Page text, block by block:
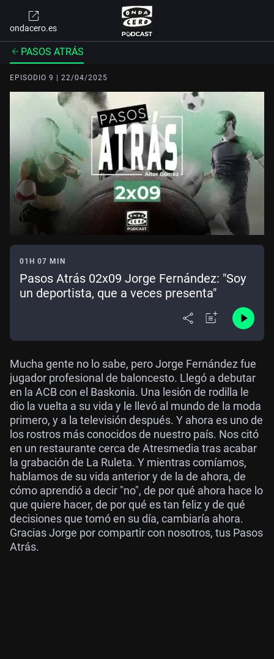
ondacero.es
PASOS ATRÁS
EPISODIO 9 | 22/04/2025
01H 07 MIN
Pasos Atrás 02x09 Jorge Fernández: "Soy
un deportista, que a veces presenta"
Mucha gente no lo sabe, pero Jorge Fernández fue
jugador profesional de baloncesto. Llegó a debutar
en la ACB con el Baskonia. Una lesión de rodilla le
dio la vuelta a su vida y le llevó al mundo de la moda
primero, y a la televisión después. Y ahora es uno de
los rostros más conocidos de nuestro país. Nos citó
en un restaurante cerca de Atresmedia tras acabar
la grabación de La Ruleta. Y mientras comíamos,
hablamos de su vida anterior y de la de ahora, de
cómo aprendió a decir "no", de por qué ahora hace lo
que quiere hacer, de por qué es tan feliz y de qué
decisiones que tomó en su día, cambiaría ahora.
Gracias Jorge por compartir con nosotros, tus Pasos
Atrás.